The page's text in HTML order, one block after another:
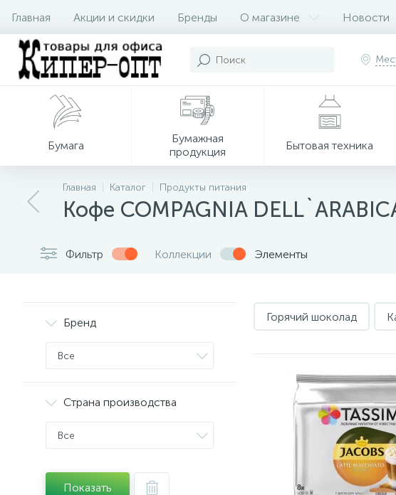
Главная Акции и скидки Бренды О магазине Новости
Бумага
Бумажная
продукция
Бытовая техника
Главная Каталог Продукты питания
Кофе COMPAGNIA
Фильтр Коллекции Элементы
Бренд
Все
Страна производства
Все
Показать
Горячий шоколад